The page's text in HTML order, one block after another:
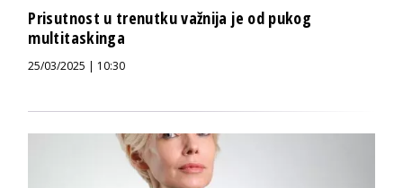
Prisutnost u trenutku važnija je od pukog
multitaskinga
25/03/2025 | 10:30